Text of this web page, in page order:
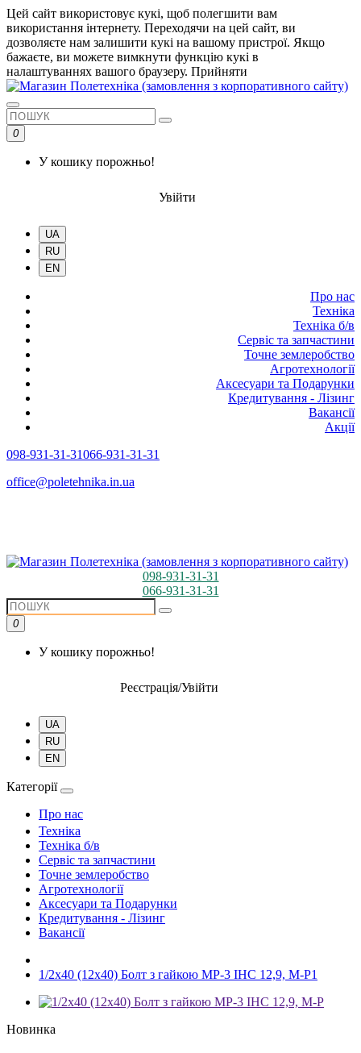
Цей сайт використовує кукі, щоб полегшити вам
використання інтернету. Переходячи на цей сайт, ви
дозволяєте нам залишити кукі на вашому пристрої. Якщо
бажаєте, ви можете вимкнути функцію кукі в
налаштуваннях вашого браузеру. Прийняти
0
У кошику порожньо!
Увійти
UA
RU
EN
Про нас
Техніка
Техніка б/в
Сервіс та запчастини
Точне землеробство
Агротехнології
Аксесуари та Подарунки
Кредитування - Лізинг
Вакансії
Акції
098-931-31-31066-931-31-31
office@poletehnika.in.ua
098-931-31-31
066-931-31-31
0
У кошику порожньо!
Реєстрація/Увійти
UA
RU
EN
Категорії
Про нас
Техніка
Техніка б/в
Сервіс та запчастини
Точне землеробство
Агротехнології
Аксесуари та Подарунки
Кредитування - Лізинг
Вакансії
1/2х40 (12х40) Болт з гайкою МР-3 ІНС 12,9, М-Р1
Новинка